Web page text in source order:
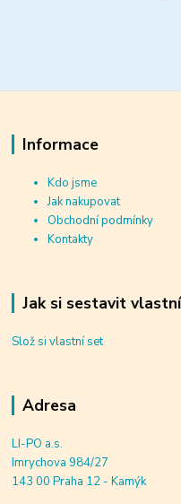
Informace
Kdo jsme
Jak nakupovat
Obchodní podmínky
Kontakty
Jak si sestavit
Slož si vlastní set
Adresa
LI-PO a.s.
Imrychova 984/27
143 00 Praha 12 - Kamýk